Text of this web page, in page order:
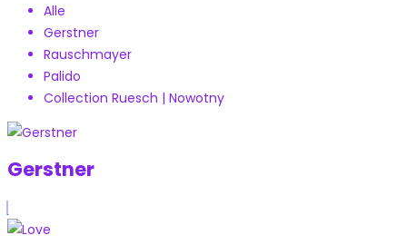
Alle
Gerstner
Rauschmayer
Palido
Collection Ruesch | Nowotny
Gerstner